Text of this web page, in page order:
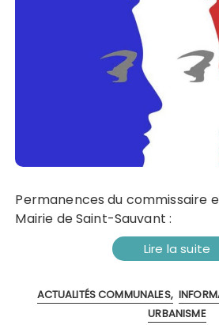
Permanences du commissaire enquêteur à la
Mairie de Saint-Sauvant :
Lire la suite
ACTUALITÉS COMMUNALES
URBANISME